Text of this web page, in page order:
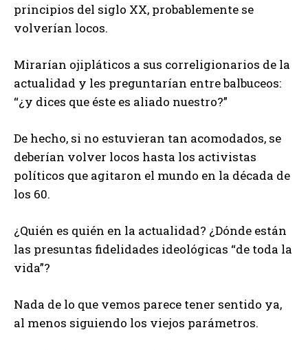
principios del siglo XX, probablemente se
volverían locos.
Mirarían ojipláticos a sus correligionarios de la
actualidad y les preguntarían entre balbuceos:
“¿y dices que éste es aliado nuestro?”
De hecho, si no estuvieran tan acomodados, se
deberían volver locos hasta los activistas
políticos que agitaron el mundo en la década de
los 60.
¿Quién es quién en la actualidad? ¿Dónde están
las presuntas fidelidades ideológicas “de toda la
vida”?
Nada de lo que vemos parece tener sentido ya,
al menos siguiendo los viejos parámetros.